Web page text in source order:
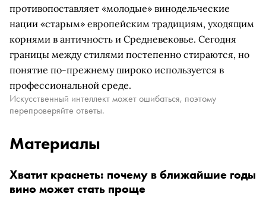
противопоставляет «молодые» винодельческие
нации «старым» европейским традициям, уходящим
корнями в античность и Средневековье. Сегодня
границы между стилями постепенно стираются, но
понятие по-прежнему широко используется в
профессиональной среде.
Искусственный интеллект может ошибаться, поэтому
перепроверяйте ответы.
Материалы
Хватит краснеть: почему в ближайшие годы
вино может стать проще